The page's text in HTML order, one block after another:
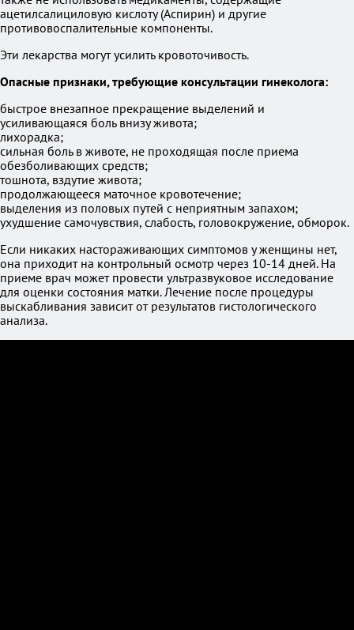
ацетилсалициловую кислоту (Аспирин) и другие
противовоспалительные компоненты.
Эти лекарства могут усилить кровоточивость.
Опасные признаки, требующие консультации гинеколога:
быстрое внезапное прекращение выделений и
усиливающаяся боль внизу живота;
лихорадка;
сильная боль в животе, не проходящая после приема
обезболивающих средств;
тошнота, вздутие живота;
продолжающееся маточное кровотечение;
выделения из половых путей с неприятным запахом;
ухудшение самочувствия, слабость, головокружение, обморок.
Если никаких настораживающих симптомов у женщины нет,
она приходит на контрольный осмотр через 10-14 дней. На
приеме врач может провести ультразвуковое исследование
для оценки состояния матки. Лечение после процедуры
выскабливания зависит от результатов гистологического
анализа.